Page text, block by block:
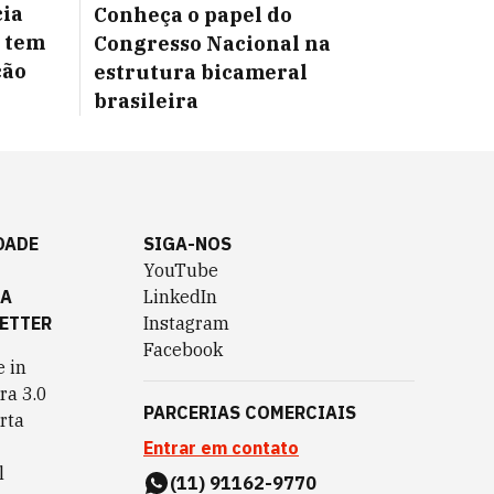
tem
Conheça o papel do
Congresso Nacional na
estrutura bicameral
brasileira
in
3.0
SIGA-NOS
YouTube
LinkedIn
Instagram
Facebook
PARCERIAS COMERCIAIS
Entrar em contato
(11) 91162-9770